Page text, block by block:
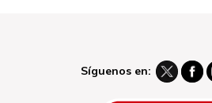
Síguenos en: